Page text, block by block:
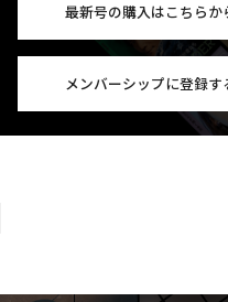
最新号の購入はこちらか
メンバーシップに登録す